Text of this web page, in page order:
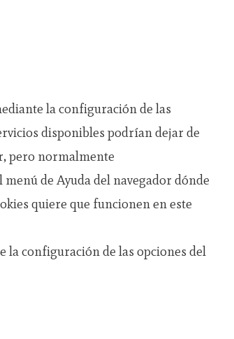
la configuración de las
disponibles podrían dejar de
pero normalmente
de Ayuda del navegador dónde
quiere que funcionen en este
la configuración de las opciones del